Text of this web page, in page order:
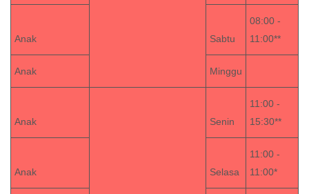
Anak Sabtu
08:00 -
11:00**
Anak Minggu
Anak Senin
11:00 -
15:30**
Anak Selasa
11:00 -
11:00*